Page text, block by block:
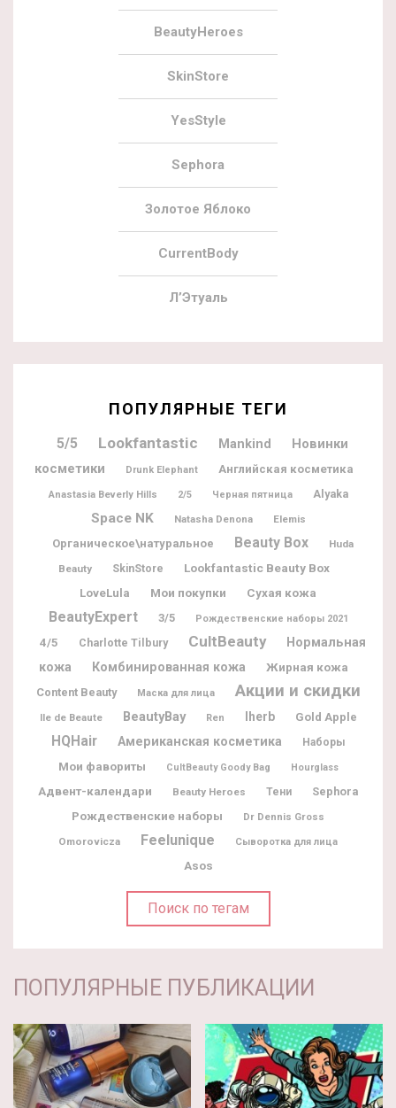
BeautyHeroes
SkinStore
YesStyle
Sephora
Золотое Яблоко
CurrentBody
Л’Этуаль
ПОПУЛЯРНЫЕ ТЕГИ
5/5 Lookfantastic Mankind
Новинки
косметики
Drunk Elephant Английская косметика
Anastasia Beverly Hills 2/5 Черная пятница Alyaka
Space NK Natasha Denona Elemis
Органическое\натуральное Beauty Box
Huda
Beauty
SkinStore Lookfantastic Beauty Box
LoveLula Мои покупки Сухая кожа
BeautyExpert 3/5 Рождественские наборы 2021
4/5 Charlotte Tilbury CultBeauty
Нормальная
кожа
Комбинированная кожа Жирная кожа
Content Beauty Маска для лица Акции и скидки
Ile de Beaute BeautyBay Ren Iherb Gold Apple
HQHair Американская косметика Наборы
Мои фавориты CultBeauty Goody Bag Hourglass
Адвент-календари Beauty Heroes Тени Sephora
Рождественские наборы
Dr Dennis Gross
Omorovicza
Feelunique Сыворотка для лица
Asos
Поиск по тегам
ПОПУЛЯРНЫЕ ПУБЛИКАЦИИ